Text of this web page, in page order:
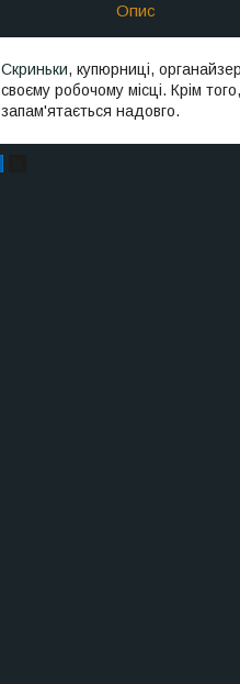
Опис
Скриньки, купюрниці,
своєму робочому місці. Крім
запам'ятається надовго.